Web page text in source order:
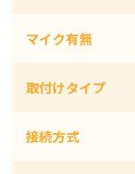
マイク有無
取付けタイプ
接続方式